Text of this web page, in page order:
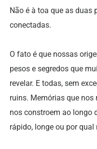
Não é à toa que as
conectadas.
O fato é que nossas
pesos e segredos que
revelar. E todas, sem
ruins. Memórias que nos
nos constroem ao longo
rápido, longe ou por qual